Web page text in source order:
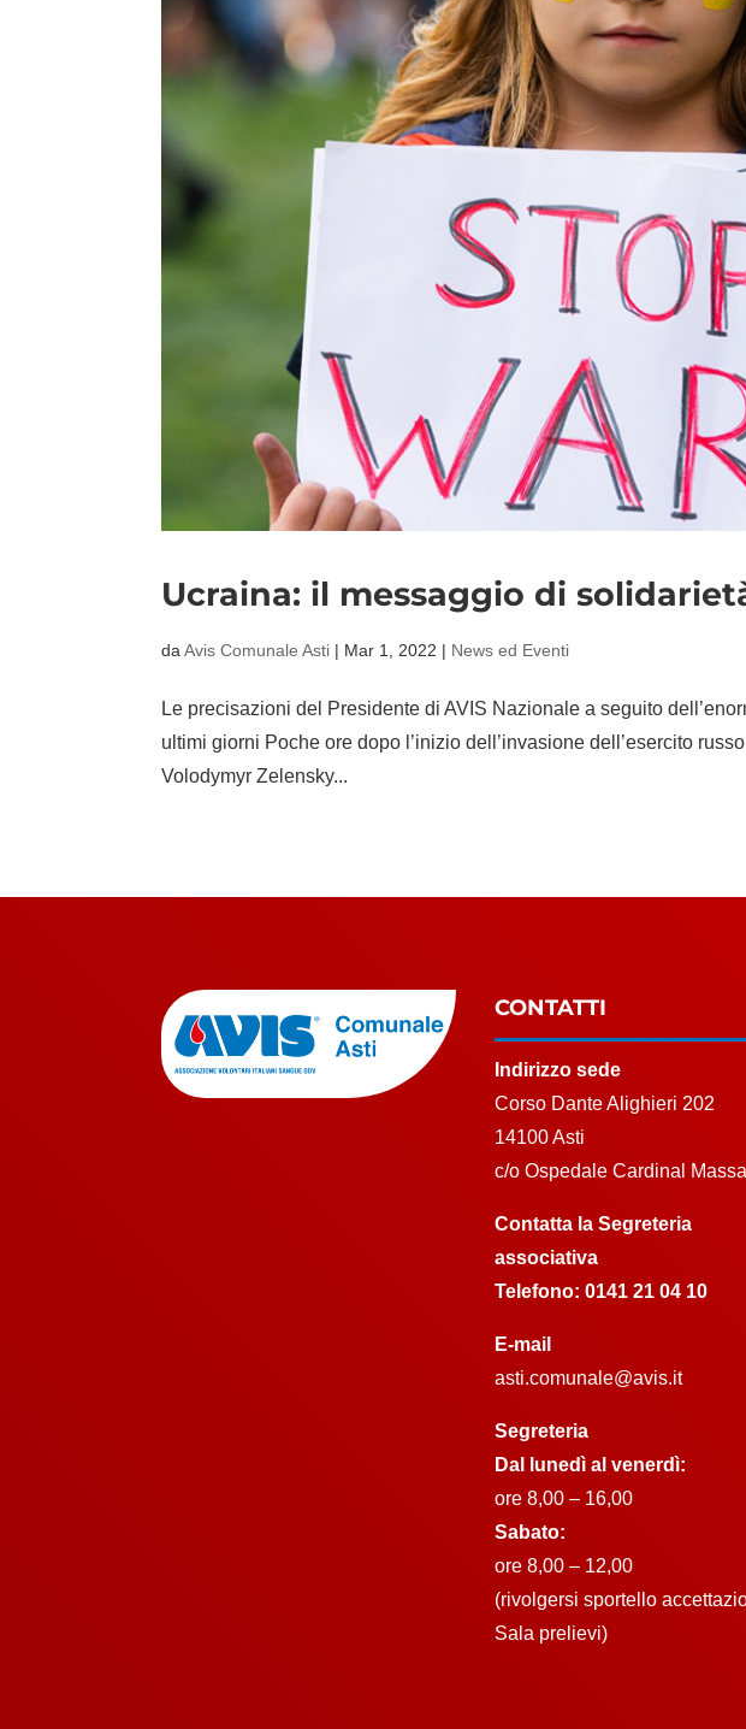
Ucraina: il messaggio di
daAvis Comunale Asti | Mar 1, 2022 | News ed Eventi
Le precisazioni del Presidente di AVIS Nazionale a seguito
ultimi giorni Poche ore dopo l’inizio dell’invasione dell’esercito
Volodymyr Zelensky...
CONTATTI
Indirizzo sede
Corso Dante Alighieri 202
14100 Asti
c/o Ospedale Cardinal
Contatta la Segreteria
associativa
Telefono: 0141 21 04 10
E-mail
asti.comunale@avis.it
Segreteria
Dal lunedì al venerdì:
ore 8,00 – 16,00
Sabato:
ore 8,00 – 12,00
(rivolgersi sportello
Sala prelievi)